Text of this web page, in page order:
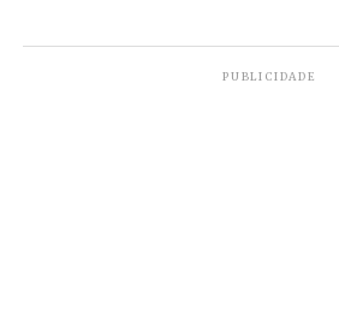
Bufoni.
PUBLICIDADE